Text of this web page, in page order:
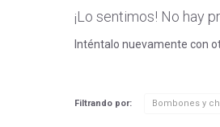
¡Lo sentimos! No hay
Inténtalo nuevamente con
Filtrando por: Bombones y